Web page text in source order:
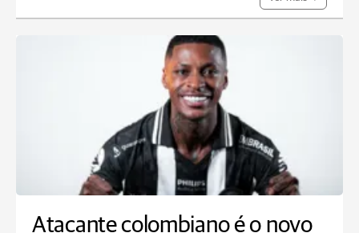
Atacante colombiano é o novo